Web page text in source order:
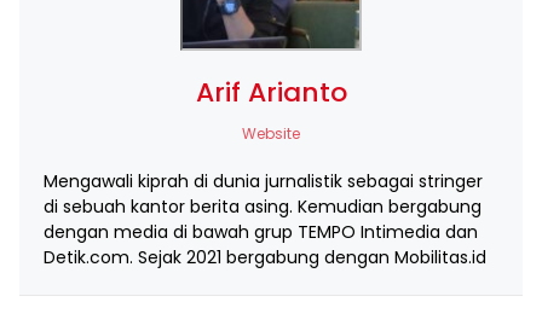
Arif Arianto
Website
Mengawali kiprah di dunia jurnalistik sebagai stringer
di sebuah kantor berita asing. Kemudian bergabung
dengan media di bawah grup TEMPO Intimedia dan
Detik.com. Sejak 2021 bergabung dengan Mobilitas.id